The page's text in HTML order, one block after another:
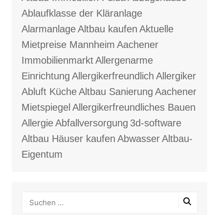
Ablaufklasse der Kläranlage
AlarmanlageAltbau kaufen Aktuelle
Mietpreise Mannheim Aachener
ImmobilienmarktAllergenarme
Einrichtung Allergikerfreundlich Allergiker
Abluft KücheAltbau Sanierung Aachener
Mietspiegel Allergikerfreundliches Bauen
AllergieAbfallversorgung 3d-software
Altbau Häuser kaufen AbwasserAltbau-
Eigentum